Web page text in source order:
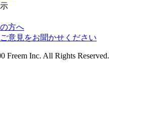
方へ
意見をお聞かせください
Freem Inc. All Rights Reserved.